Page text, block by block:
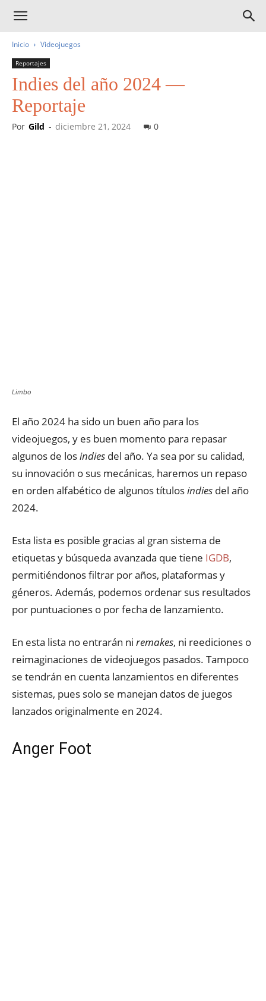
Inicio Videojuegos
Reportajes
Indies del año 2024 —
Reportaje
Por Gild - diciembre 21, 2024 0
Limbo
El año 2024 ha sido un buen año para los
videojuegos, y es buen momento para repasar
algunos de losindies del año. Ya sea por su calidad,
su innovación o sus mecánicas, haremos un repaso
en orden alfabético de algunos títulosindies del año
2024.
Esta lista es posible gracias al gran sistema de
etiquetas y búsqueda avanzada que tiene IGDB,
permitiéndonos filtrar por años, plataformas y
géneros. Además, podemos ordenar sus resultados
por puntuaciones o por fecha de lanzamiento.
En esta lista no entrarán ni remakes, ni reediciones o
reimaginaciones de videojuegos pasados. Tampoco
se tendrán en cuenta lanzamientos en diferentes
sistemas, pues solo se manejan datos de juegos
lanzados originalmente en 2024.
Anger Foot